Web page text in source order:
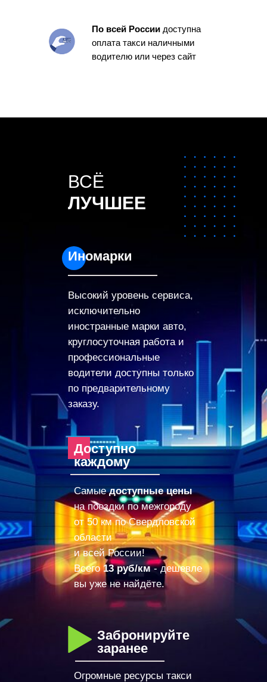
По всей России доступна
оплата такси наличными
водителю или через сайт
ВСЁ
ЛУЧШЕЕ
Высокий уровень сервиса,
исключительно
иностранные марки авто,
круглосуточная работа и
профессиональные
водители доступны только
по предварительному
заказу.
Самыедоступные цены
на поездки по межгороду
от 50 км по Свердловской
области
и всей России!
Всего13 руб/км- дешевле
вы уже не найдёте.
Огромные ресурсы такси
Иномарки
Доступно
каждому
Забронируйте
заранее